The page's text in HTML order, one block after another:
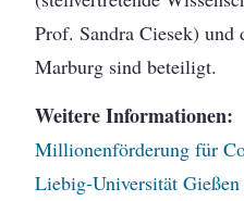
Prof. Sandra Ciesek)
Marburg sind beteiligt.
Weitere Informationen:
Millionenförderung für
Liebig-Universität